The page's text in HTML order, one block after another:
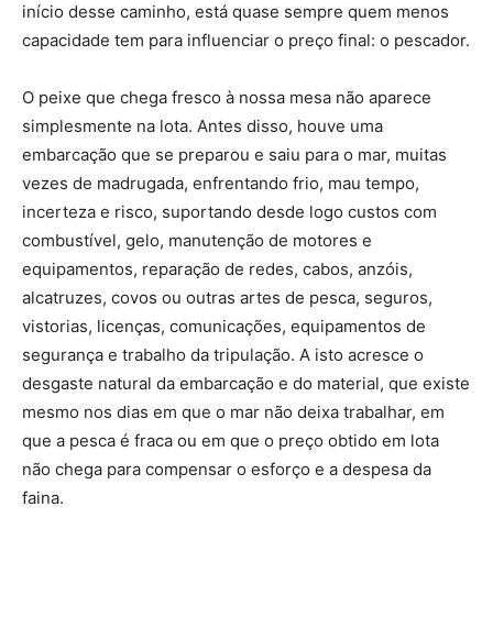
início desse caminho, está quase sempre quem menos
capacidade tem para influenciar o preço final: o pescador.
O peixe que chega fresco à nossa mesa não aparece
simplesmente na lota. Antes disso, houve uma
embarcação que se preparou e saiu para o mar, muitas
vezes de madrugada, enfrentando frio, mau tempo,
incerteza e risco, suportando desde logo custos com
combustível, gelo, manutenção de motores e
equipamentos, reparação de redes, cabos, anzóis,
alcatruzes, covos ou outras artes de pesca, seguros,
vistorias, licenças, comunicações, equipamentos de
segurança e trabalho da tripulação. A isto acresce o
desgaste natural da embarcação e do material, que existe
mesmo nos dias em que o mar não deixa trabalhar, em
que a pesca é fraca ou em que o preço obtido em lota
não chega para compensar o esforço e a despesa da
faina.